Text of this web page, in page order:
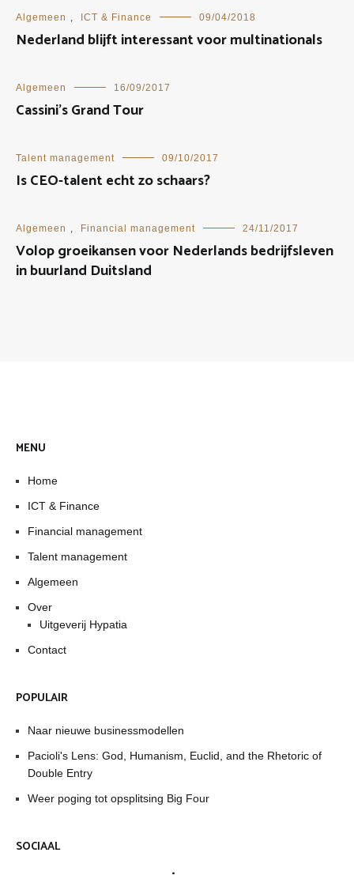
Algemeen , ICT & Finance 09/04/2018
Nederland blijft interessant voor multinationals
Algemeen 16/09/2017
Cassini’s Grand Tour
Talent management 09/10/2017
Is CEO-talent echt zo schaars?
Algemeen , Financial management 24/11/2017
Volop groeikansen voor Nederlands bedrijfsleven
in buurland Duitsland
MENU
Home
ICT & Finance
Financial management
Talent management
Algemeen
Over
Uitgeverij Hypatia
Contact
POPULAIR
Naar nieuwe businessmodellen
Pacioli's Lens: God, Humanism, Euclid, and the Rhetoric of
Double Entry
Weer poging tot opsplitsing Big Four
SOCIAAL